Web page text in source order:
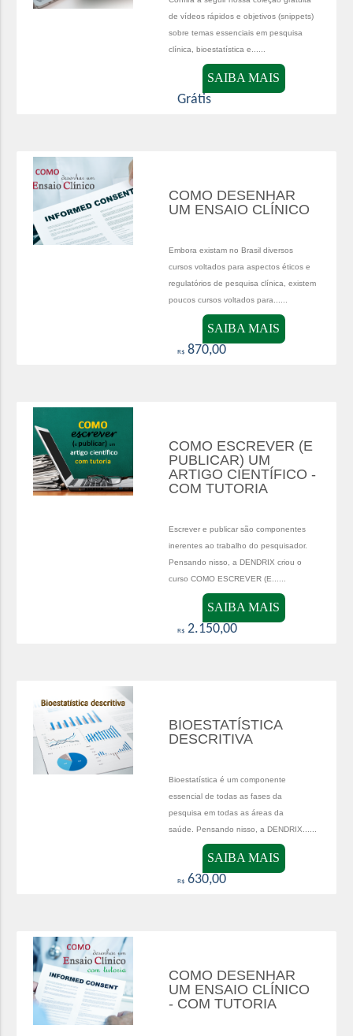
de vídeos rápidos e objetivos (snippets)
sobre temas essenciais em pesquisa
clínica, bioestatística e......
SAIBA MAIS
Grátis
COMO DESENHAR
UM ENSAIO CLÍNICO
Embora existam no Brasil diversos
cursos voltados para aspectos éticos e
regulatórios de pesquisa clínica, existem
poucos cursos voltados para......
SAIBA MAIS
R$ 870,00
COMO ESCREVER (E
PUBLICAR) UM
ARTIGO CIENTÍFICO -
COM TUTORIA
Escrever e publicar são componentes
inerentes ao trabalho do pesquisador.
Pensando nisso, a DENDRIX criou o
curso COMO ESCREVER (E......
SAIBA MAIS
R$ 2.150,00
BIOESTATÍSTICA
DESCRITIVA
Bioestatística é um componente
essencial de todas as fases da
pesquisa em todas as áreas da
saúde. Pensando nisso, a DENDRIX......
SAIBA MAIS
R$ 630,00
COMO DESENHAR
UM ENSAIO CLÍNICO
- COM TUTORIA